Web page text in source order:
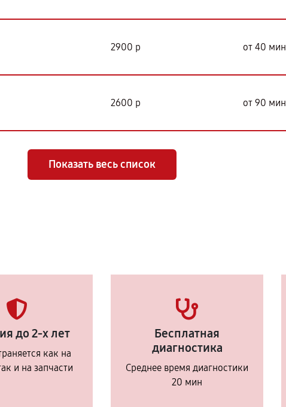
2900 р от 40 мин
2600 р от 90 мин
Показать весь список
до 2-х лет
как на
и на запчасти
Бесплатная
диагностика
Среднее время диагностики
20 мин